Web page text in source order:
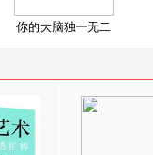
你的大脑独一无二